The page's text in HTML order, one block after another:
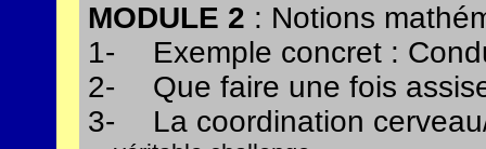
MODULE 2 : Notions
1-
Exemple concret :
2-
Que faire une fois
3-
La coordination